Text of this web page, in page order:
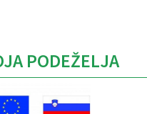
PODEŽELJA